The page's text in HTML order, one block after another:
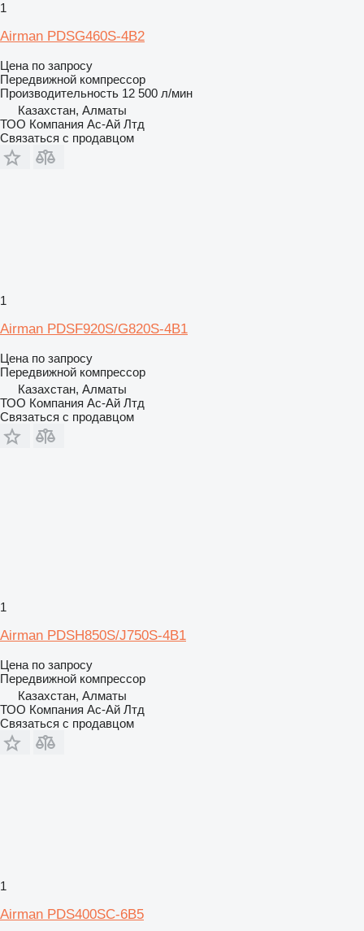
1
Airman PDSG460S-4B2
Цена по запросу
Передвижной компрессор
Производительность 12 500 л/мин
Казахстан, Алматы
ТОО Компания Ас-Ай Лтд
Связаться с продавцом
1
Airman PDSF920S/G820S-4B1
Цена по запросу
Передвижной компрессор
Казахстан, Алматы
ТОО Компания Ас-Ай Лтд
Связаться с продавцом
1
Airman PDSH850S/J750S-4B1
Цена по запросу
Передвижной компрессор
Казахстан, Алматы
ТОО Компания Ас-Ай Лтд
Связаться с продавцом
1
Airman PDS400SC-6B5